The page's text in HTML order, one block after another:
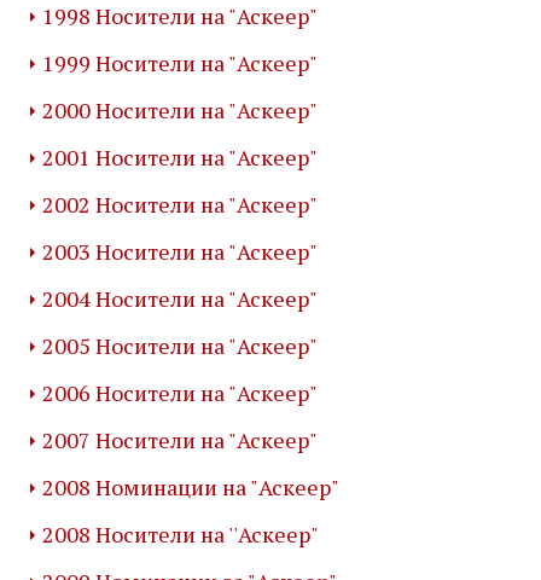
1998 Носители на "Аскеер"
1999 Носители на "Аскеер"
2000 Носители на "Аскеер"
2001 Носители на "Аскеер"
2002 Носители на "Аскеер"
2003 Носители на "Аскеер"
2004 Носители на "Аскеер"
2005 Носители на "Аскеер"
2006 Носители на "Аскеер"
2007 Носители на "Аскеер"
2008 Номинации на "Аскеер"
2008 Носители на ''Аскеер"